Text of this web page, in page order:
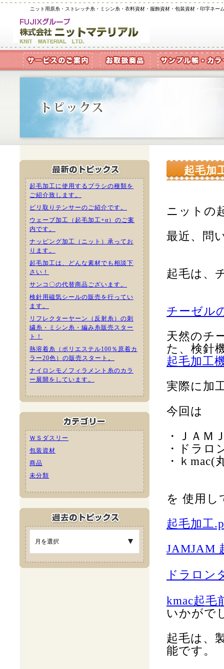
ニット用原糸・ストレッチ糸・ミシン糸・衣料資材・服飾資材・包装資材・印字ネ
起毛加工に使用するブラシの種類を
ご紹介致します。
ビリ取りテンサーのご紹介です。
ウェーブ加工（起毛加工+α）のご案
内です。
ナッピング加工（ニット）承ってお
ります。
起毛加工は、どんな素材でも相談下
さい！
サンコ〇の代替商品ございます。
検針用磁気シールの販売を行ってい
ます。
リフレクターヤーン（反射糸）の刺
繍糸・ミシン糸・編み糸販売スター
ト！
熱溶着糸（ポリエステル100％原着カ
ラー20色）の販売スタート。
ナイロンモノフィラメント糸のカラ
ー展開をしています。
ＷＳダスリー
包装資材
商品
未分類
起毛加
ニットの
最近、問
起毛は、
チーゼル
天然のチ
た、検針
起毛加工
実際に加
今回は
・ＪＡＭ
・ドラロ
・ｋmac(
を 使用し
起毛加工
JAMJAM
ドラロン
kmac起毛
いかがで
起毛は、
能です。